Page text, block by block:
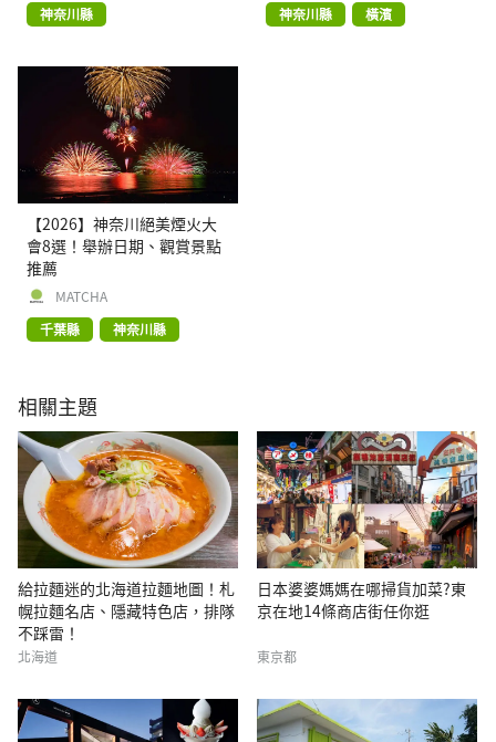
神奈川縣
神奈川縣
橫濱
【2026】神奈川絕美煙火大
會8選！舉辦日期、觀賞景點
推薦
MATCHA
千葉縣
神奈川縣
相關主題
給拉麵迷的北海道拉麵地圖！札
幌拉麵名店、隱藏特色店，排隊
不踩雷！
北海道
日本婆婆媽媽在哪掃貨加菜?東
京在地14條商店街任你逛
東京都